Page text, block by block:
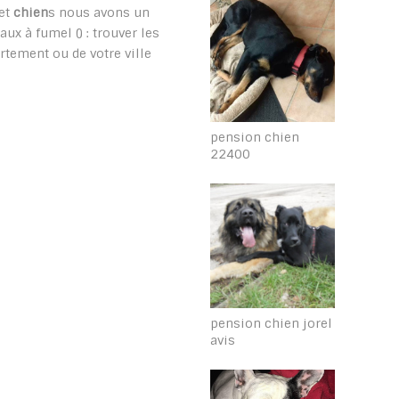
chiens nous avons un
à fumel () : trouver les
ou de votre ville
pension chien
22400
pension chien jorel
avis